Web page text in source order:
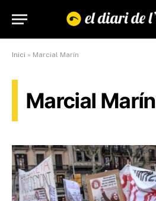
Inici » Marcial Marín
Marcial Marín